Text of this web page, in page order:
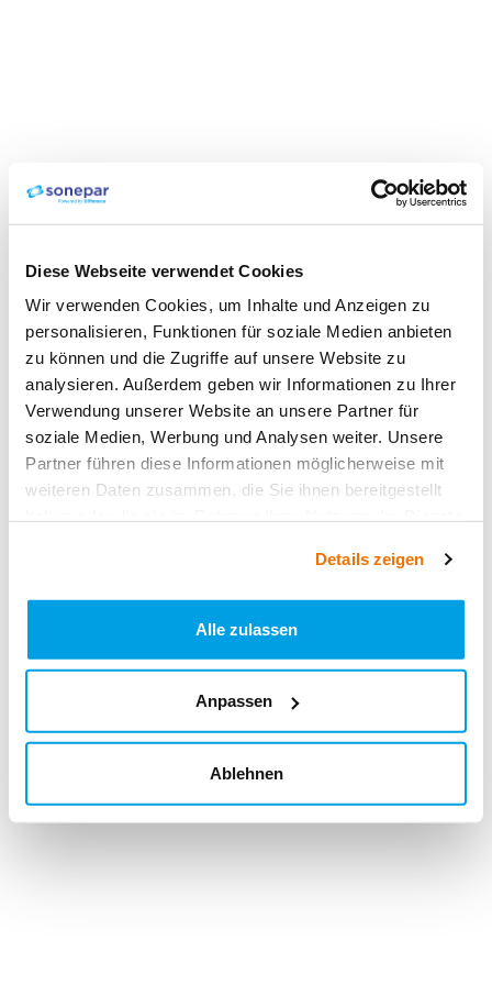
Diese Webseite verwendet Cookies
Wir verwenden Cookies, um Inhalte und Anzeigen zu
personalisieren, Funktionen für soziale Medien anbieten
zu können und die Zugriffe auf unsere Website zu
analysieren. Außerdem geben wir Informationen zu Ihrer
Verwendung unserer Website an unsere Partner für
soziale Medien, Werbung und Analysen weiter. Unsere
Partner führen diese Informationen möglicherweise mit
weiteren Daten zusammen, die Sie ihnen bereitgestellt
Details zeigen
Alle zulassen
Anpassen
Ablehnen